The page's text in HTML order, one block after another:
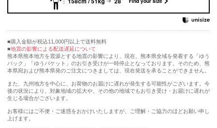
購入金額が税込11,000円以上で送料無料
地震の影響による配送遅延について
熊本県熊本地方を震源とする地震の影響により、現在、熊本県全域を発着する「ゆう
パック」「ゆうパケット」のお引き受けが一時停止となっております。そのため、熊
本県宛および熊本県発のご注文につきましては、現在発送を承ることができません。
また、九州地方を中心に、お荷物のお届けに遅れが発生する可能性がございます。今
後の状況により、対象地域の拡大や、その他の地域でもお引き受け・お届けに遅れが
生じる場合がございます。
お客様にはご不便・ご迷惑をおかけいたしますが、ご理解・ご協力のほどお願い申し
上げます。